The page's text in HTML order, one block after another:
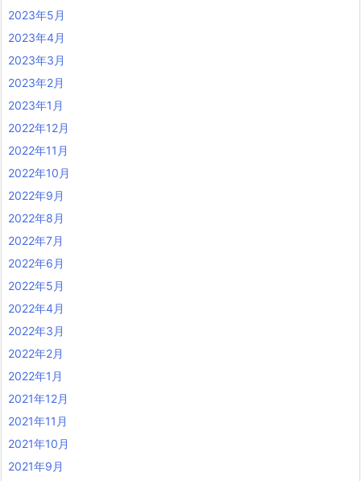
2023年5月
2023年4月
2023年3月
2023年2月
2023年1月
2022年12月
2022年11月
2022年10月
2022年9月
2022年8月
2022年7月
2022年6月
2022年5月
2022年4月
2022年3月
2022年2月
2022年1月
2021年12月
2021年11月
2021年10月
2021年9月